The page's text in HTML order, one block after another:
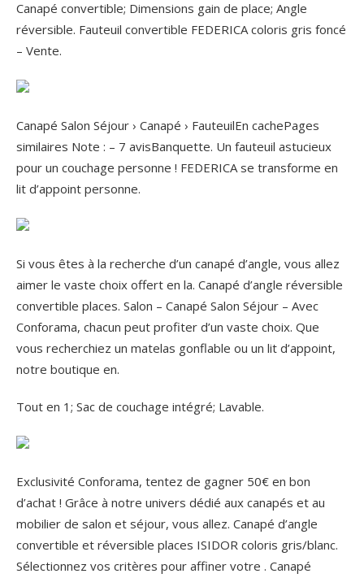
Canapé convertible; Dimensions gain de place; Angle
réversible. Fauteuil convertible FEDERICA coloris gris foncé
– Vente.
Canapé Salon Séjour › Canapé › FauteuilEn cachePages
similaires Note : – ‎7 avisBanquette. Un fauteuil astucieux
pour un couchage personne ! FEDERICA se transforme en
lit d’appoint personne.
Si vous êtes à la recherche d’un canapé d’angle, vous allez
aimer le vaste choix offert en la. Canapé d’angle réversible
convertible places. Salon – Canapé Salon Séjour – Avec
Conforama, chacun peut profiter d’un vaste choix. Que
vous recherchiez un matelas gonflable ou un lit d’appoint,
notre boutique en.
Tout en 1; Sac de couchage intégré; Lavable.
Exclusivité Conforama, tentez de gagner 50€ en bon
d’achat ! Grâce à notre univers dédié aux canapés et au
mobilier de salon et séjour, vous allez. Canapé d’angle
convertible et réversible places ISIDOR coloris gris/blanc.
Sélectionnez vos critères pour affiner votre . Canapé